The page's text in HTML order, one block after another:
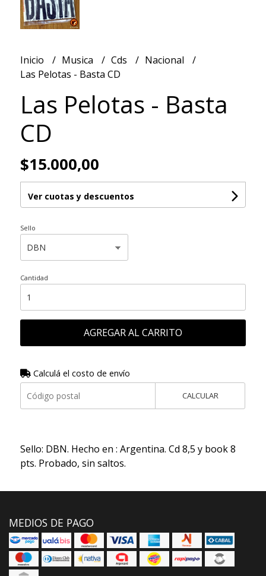
Inicio Musica Cds
Nacional
Las Pelotas - Basta CD
Las Pelotas - Basta
CD
$15.000,00
Ver cuotas y descuentos
Sello
Cantidad
AGREGAR AL CARRITO
Calculá el costo de envío
CALCULAR
Sello: DBN. Hecho en : Argentina. Cd 8,5 y book 8
pts. Probado, sin saltos.
MEDIOS DE PAGO